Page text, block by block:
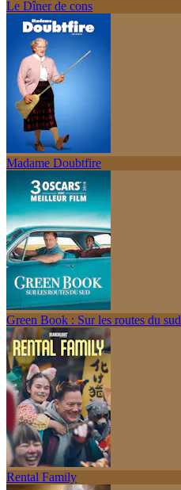
Le Dîner de cons
Madame Doubtfire
Green Book : Sur les routes du sud
Rental Family